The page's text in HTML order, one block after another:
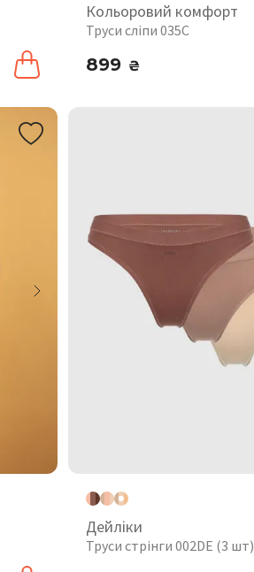
Кольоровий комфорт
Труси сліпи 035C
899 ₴
Дейліки
Труси стрінги 002DE (3 шт)